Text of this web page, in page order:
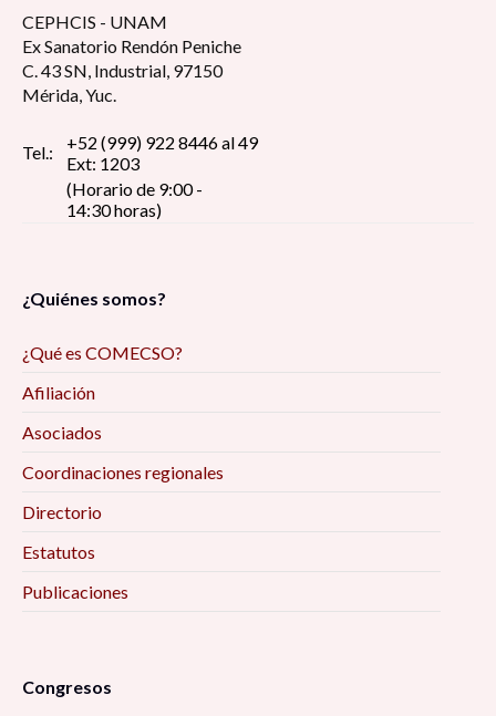
CEPHCIS - UNAM
Ex Sanatorio Rendón Peniche
C. 43 SN, Industrial, 97150
Mérida, Yuc.
Tel.:
+52 (999) 922 8446 al 49
Ext: 1203
(Horario de 9:00 -
14:30 horas)
¿Quiénes somos?
¿Qué es COMECSO?
Afiliación
Asociados
Coordinaciones regionales
Directorio
Estatutos
Publicaciones
Congresos